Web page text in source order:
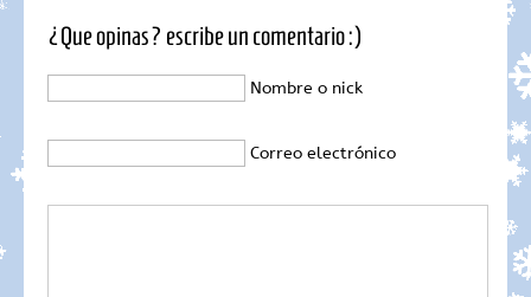
¿Que opinas? escribe un comentario :)
Nombre o nick
Correo electrónico